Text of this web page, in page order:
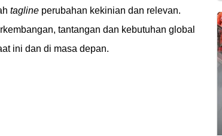
tagline perubahan kekinian dan relevan.
tantangan dan kebutuhan global
ini dan di masa depan.